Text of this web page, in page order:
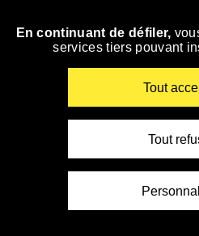
Accéder
En continuant de défiler,
services tiers pouvant
Tout
Tout